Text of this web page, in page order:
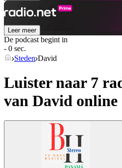
Leer meer
De podcast begint in
- 0 sec.
Steden David
Luister naar 7
van David online